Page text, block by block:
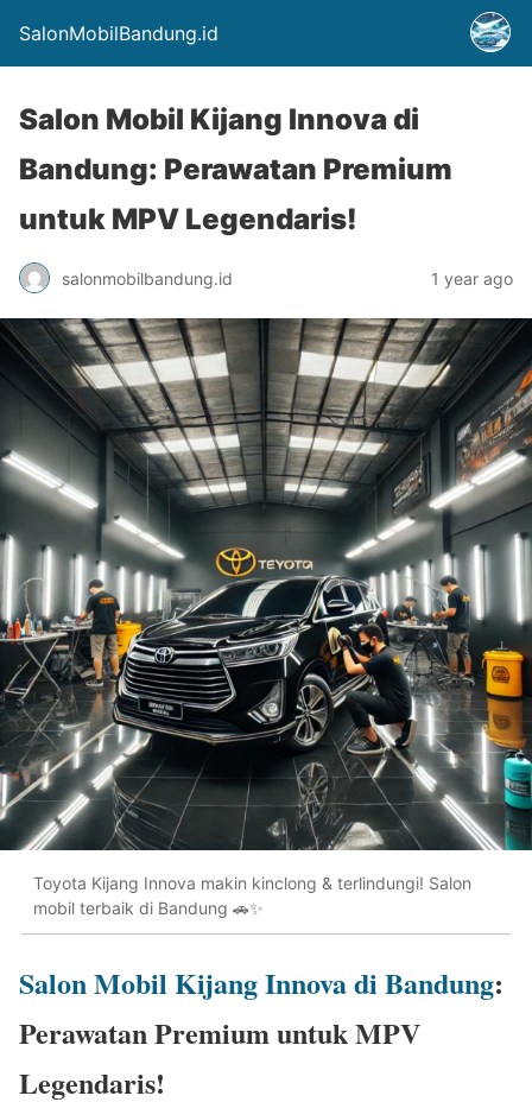
SalonMobilBandung.id
Salon Mobil Kijang Innova di
Bandung: Perawatan Premium
untuk MPV Legendaris!
salonmobilbandung.id 1 year ago
Toyota Kijang Innova makin kinclong & terlindungi! Salon
mobil terbaik di Bandung 🚗✨
Salon Mobil Kijang Innova di Bandung:
Perawatan Premium untuk MPV
Legendaris!